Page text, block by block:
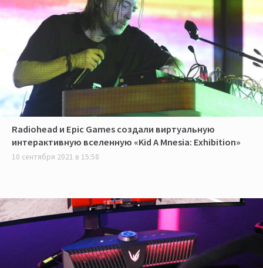
Radiohead и Epic Games создали виртуальную
интерактивную вселенную «Kid A Mnesia: Exhibition»
10 сентября 2021 в 15:58